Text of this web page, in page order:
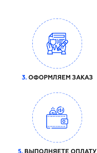
3.ОФОРМЛЯЕМ ЗАКАЗ